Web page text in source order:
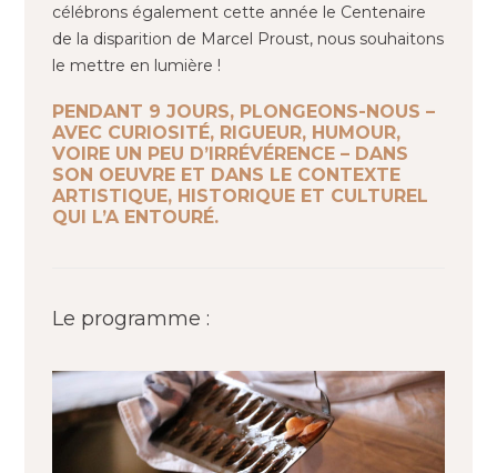
célébrons également cette année le Centenaire
de la disparition de Marcel Proust, nous souhaitons
le mettre en lumière !
PENDANT 9 JOURS, PLONGEONS-NOUS –
AVEC CURIOSITÉ, RIGUEUR, HUMOUR,
VOIRE UN PEU D’IRRÉVÉRENCE – DANS
SON OEUVRE ET DANS LE CONTEXTE
ARTISTIQUE, HISTORIQUE ET CULTUREL
QUI L’A ENTOURÉ.
Le programme :